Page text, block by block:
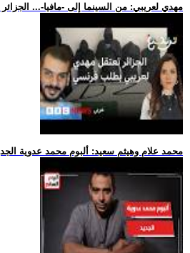
.. مهدي لعريبي: من السينما إلى -مافيا-...
.. محمد علام وهيثم سعيد: ألبوم محمد عدوية